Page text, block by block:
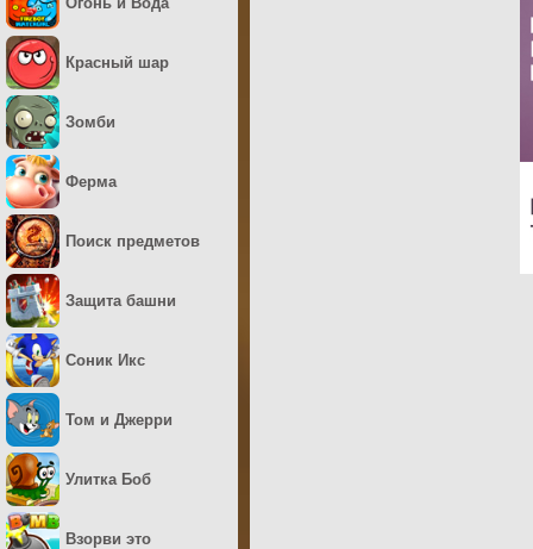
Красный шар
Зомби
Ферма
Поиск предметов
Защита башни
Соник Икс
Том и Джерри
Улитка Боб
Взорви это